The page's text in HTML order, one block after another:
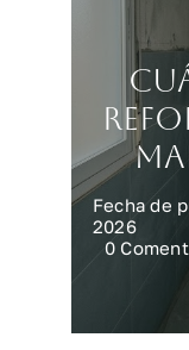
Fecha de
2026
0